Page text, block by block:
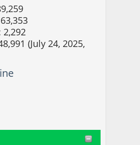
(July 24, 2025,